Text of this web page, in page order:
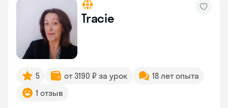
Tracie
5 от 3190 ₽ за урок
18 лет опыта
1 отзыв